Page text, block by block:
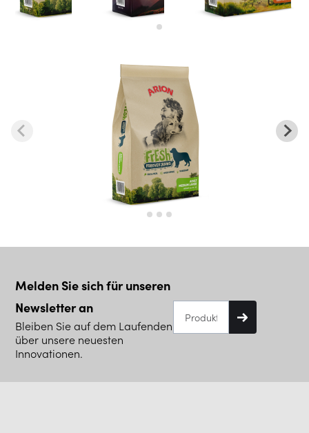
Melden Sie sich für unseren
Newsletter an
Bleiben Sie auf dem Laufenden
über unsere neuesten
Innovationen.